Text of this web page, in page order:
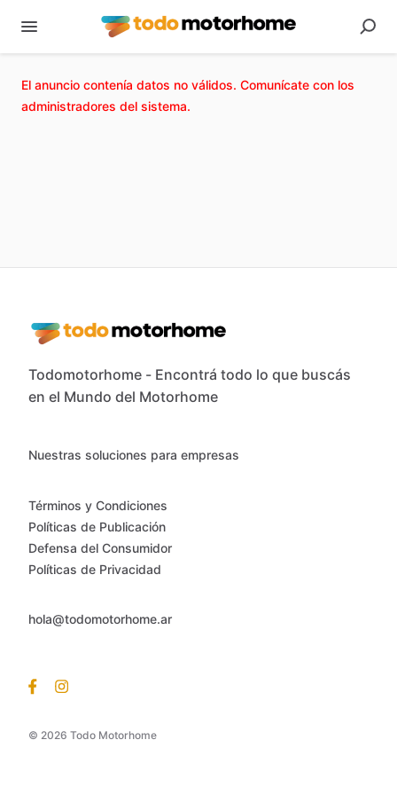
El anuncio contenía datos no válidos. Comunícate con los
administradores del sistema.
Todomotorhome - Encontrá todo lo que buscás
en el Mundo del Motorhome
© 2026 Todo Motorhome
Nuestras soluciones para empresas
Términos y Condiciones
Políticas de Publicación
Defensa del Consumidor
Políticas de Privacidad
hola@todomotorhome.ar